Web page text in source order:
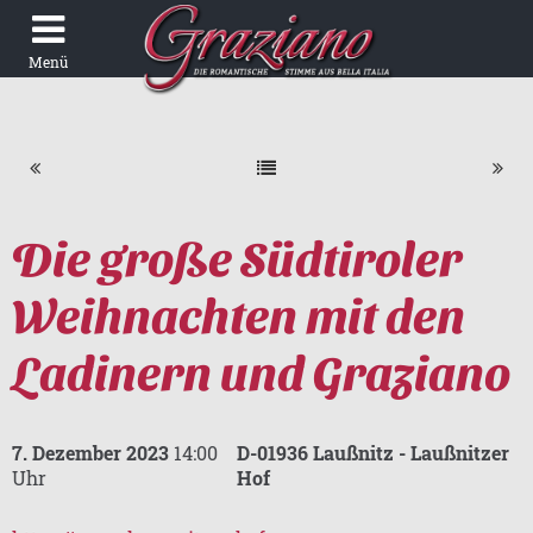
BIOGRAFIE
WIE ALLES BEGANN
2019 BIS HEUTE
VIDEOS
BILDER
GRAZIANO UND DAS ELSASS
IMPRESSIONEN VON GRAZIANO VON DEN
FREUNDEN AUS BELGIEN
GRAZIANO UND DIE LUXEMBURGER FANS
FANS
AUTOGRAMME
NEWS
GÄSTEBUCH
Menü
Die große Südtiroler
Weihnachten mit den
Ladinern und Graziano
7. Dezember 2023 14:00
Uhr
D-01936 Laußnitz - Laußnitzer
Hof